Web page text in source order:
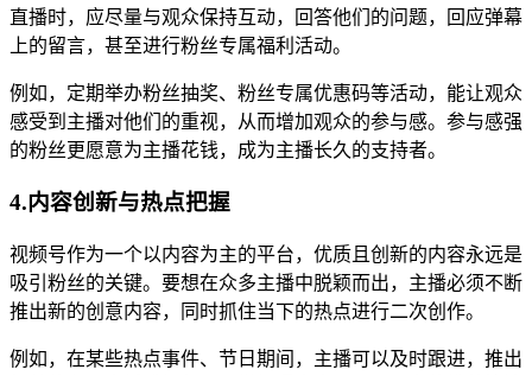
直播时，应尽量与观众保持互动，回答他们的问题，回应弹幕
上的留言，甚至进行粉丝专属福利活动。
例如，定期举办粉丝抽奖、粉丝专属优惠码等活动，能让观众
感受到主播对他们的重视，从而增加观众的参与感。参与感强
的粉丝更愿意为主播花钱，成为主播长久的支持者。
4.内容创新与热点把握
视频号作为一个以内容为主的平台，优质且创新的内容永远是
吸引粉丝的关键。要想在众多主播中脱颖而出，主播必须不断
推出新的创意内容，同时抓住当下的热点进行二次创作。
例如，在某些热点事件、节日期间，主播可以及时跟进，推出